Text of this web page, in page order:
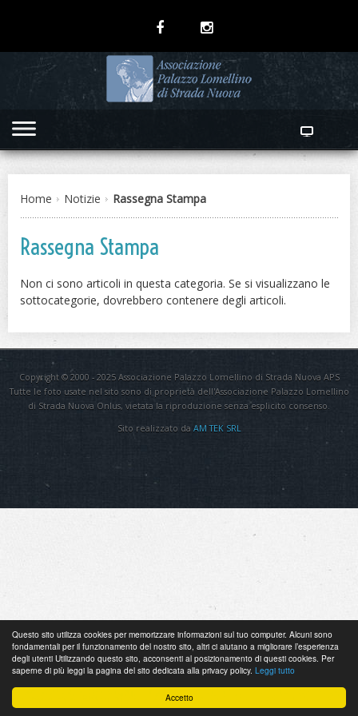
Accetto
Questo sito utilizza cookies per memorizzare informazioni sul tuo computer. Alcuni sono
fondamentali per il funzionamento del nostro sito, altri ci aiutano a migliorare l’esperienza
degli utenti Utilizzando questo sito, acconsenti al posizionamento di questi cookies. Per
saperne di più leggi la pagina del sito dedicata alla privacy policy. Leggi tutto
Home Notizie Rassegna Stampa
Rassegna Stampa
Non ci sono articoli in questa categoria. Se si visualizzano le
sottocategorie, dovrebbero contenere degli articoli.
Copyright © 2000 - 2025 Associazione Palazzo Lomellino di Strada Nuova APS
Tutte le foto usate nel sito sono di proprietà dell'Associazione Palazzo Lomellino
di Strada Nuova Onlus, vietata la riproduzione senza esplicito consenso.
Sito realizzato da AM TEK SRL